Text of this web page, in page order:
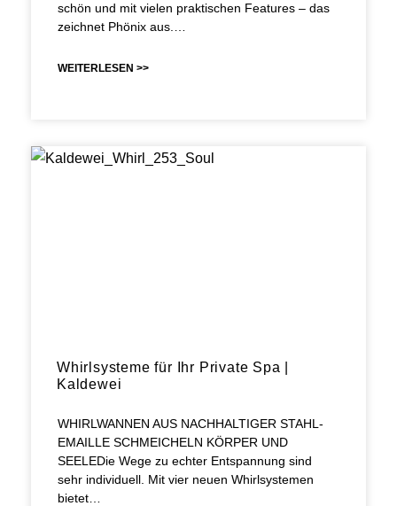
schön und mit vielen praktischen Features – das
zeichnet Phönix aus.…
WEITERLESEN >>
Whirlsysteme für Ihr Private Spa |
Kaldewei
WHIRLWANNEN AUS NACHHALTIGER STAHL-
EMAILLE SCHMEICHELN KÖRPER UND
SEELEDie Wege zu echter Entspannung sind
sehr individuell. Mit vier neuen Whirlsystemen
bietet…